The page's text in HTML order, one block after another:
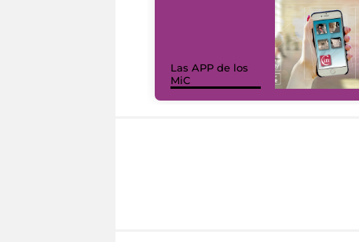
Las APP de los
MiC